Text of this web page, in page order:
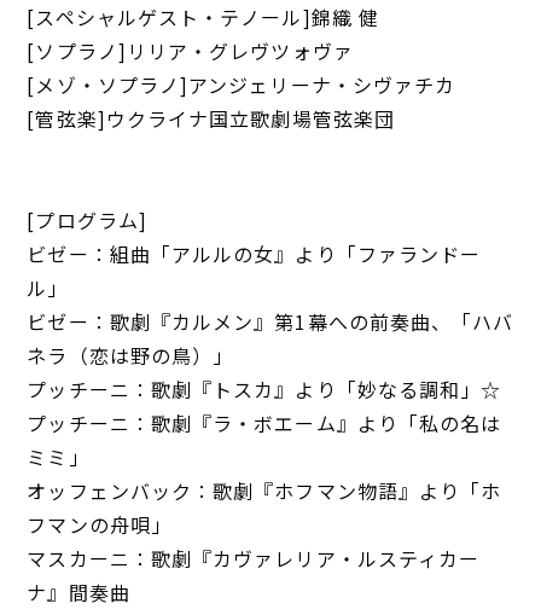
[スペシャルゲスト・テノール]錦織 健
[ソプラノ]リリア・グレヴツォヴァ
[メゾ・ソプラノ]アンジェリーナ・シヴァチカ
[管弦楽]ウクライナ国立歌劇場管弦楽団
[プログラム]
ビゼー：組曲「アルルの女』より「ファランドー
ル」
ビゼー：歌劇『カルメン』第1幕への前奏曲、「ハバ
ネラ（恋は野の鳥）」
プッチーニ：歌劇『トスカ』より「妙なる調和」☆
プッチーニ：歌劇『ラ・ボエーム』より「私の名は
ミミ」
オッフェンバック：歌劇『ホフマン物語』より「ホ
フマンの舟唄」
マスカーニ：歌劇『カヴァレリア・ルスティカー
ナ』間奏曲